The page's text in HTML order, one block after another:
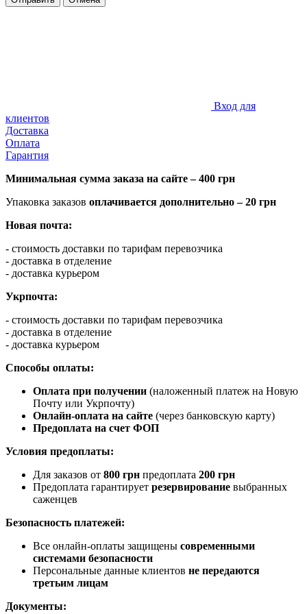
Вход для
клиентов
Доставка
Оплата
Гарантия
Минимальная сумма заказа на сайте – 400 грн
Упаковка заказов оплачивается дополнительно – 20 грн
Новая почта:
- стоимость доставки по тарифам перевозчика
- доставка в отделение
- доставка курьером
Укрпочта:
- стоимость доставки по тарифам перевозчика
- доставка в отделение
- доставка курьером
Способы оплаты:
Оплата при получении (наложенный платеж на Новую
Почту или Укрпочту)
Онлайн-оплата на сайте (через банковскую карту)
Предоплата на счет ФОП
Условия предоплаты:
Для заказов от 800 грн предоплата 200 грн
Предоплата гарантирует резервирование выбранных
саженцев
Безопасность платежей:
Все онлайн-оплаты защищены современными
системами безопасности
Персональные данные клиентов не передаются
третьим лицам
Документы: